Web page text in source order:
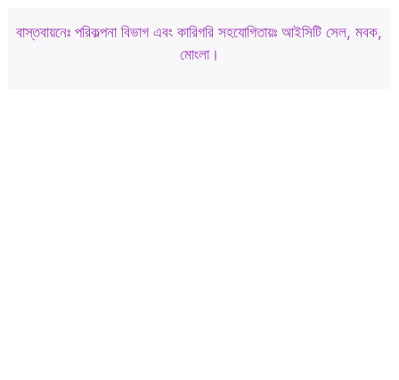
বাস্তবায়নেঃ পরিকল্পনা বিভাগ এবং কারিগরি সহযোগিতায়ঃ আইসিটি সেল, মবক,
মোংলা।